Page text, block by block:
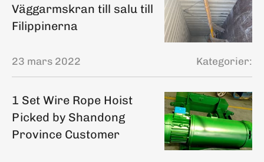
Väggarmskran till salu till
Filippinerna
23 mars 2022 Kategorier:
1 Set Wire Rope Hoist
Picked by Shandong
Province Customer